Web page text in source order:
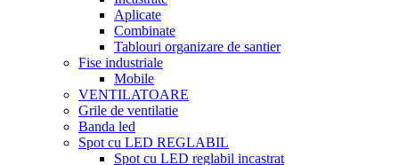
Aplicate
Combinate
Tablouri organizare de santier
Fise industriale
Mobile
VENTILATOARE
Grile de ventilatie
Banda led
Spot cu LED REGLABIL
Spot cu LED reglabil incastrat